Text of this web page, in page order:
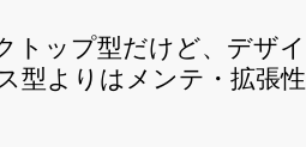
トップ型だけど、デザ
型よりはメンテ・拡張